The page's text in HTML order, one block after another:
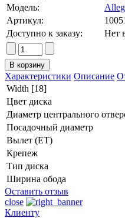
Модель:
Артикул:
Доступно к заказу:
Нет
Характеристики Описание
Width [18]
Цвет диска
Диаметр центрального
Посадочный диаметр
Вылет (ET)
Крепеж
Тип диска
Ширина обода
Оставить отзыв
close
Клиенту